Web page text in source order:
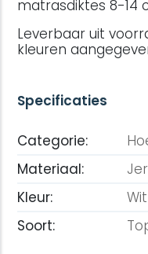
matrasdiktes 8-14
Leverbaar uit
kleuren
Specificaties
Categorie:
Materiaal:
Kleur:
Wit
Soort: